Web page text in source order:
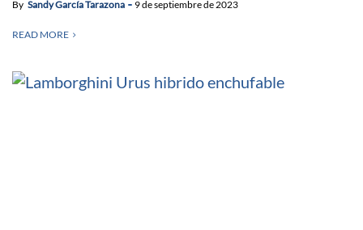
By Sandy García Tarazona 9 de septiembre de 2023
READ MORE